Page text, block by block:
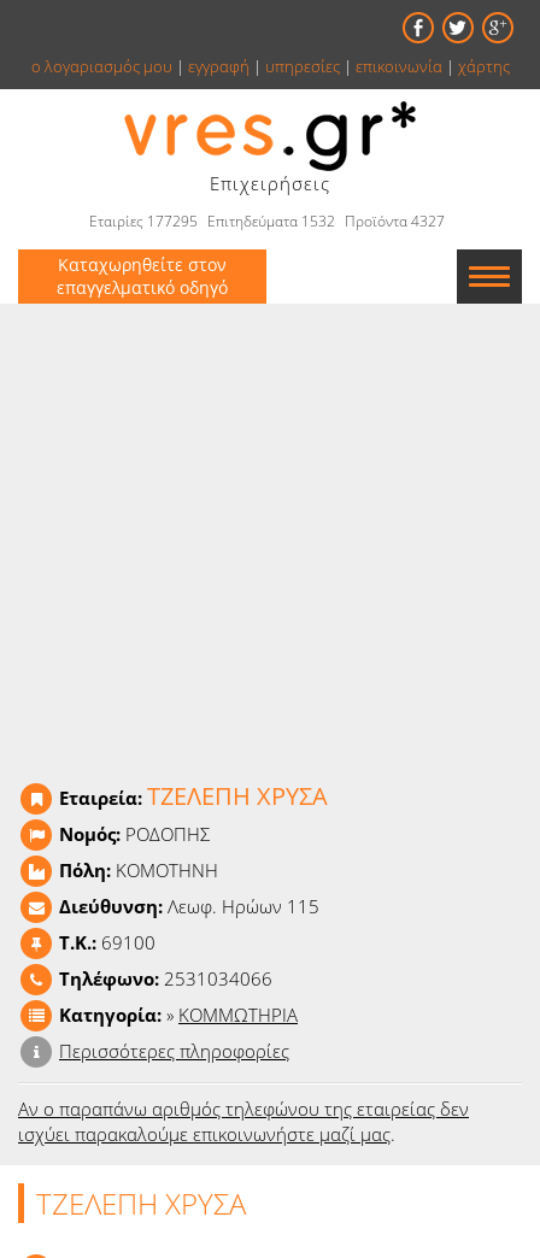
ο λογαριασμός μου | εγγραφή | υπηρεσίες| επικοινωνία| χάρτης
Επιχειρήσεις
Εταιρίες 177295 Επιτηδεύματα 1532 Προϊόντα 4327
Καταχωρηθείτε στον
επαγγελματικό οδηγό
Εταιρεία: ΤΖΕΛΕΠΗ ΧΡΥΣΑ
Νομός: ΡΟΔΟΠΗΣ
Πόλη: ΚΟΜΟΤΗΝΗ
Διεύθυνση: Λεωφ. Ηρώων 115
T.K.: 69100
Τηλέφωνο: 2531034066
Κατηγορία: » ΚΟΜΜΩΤΗΡΙΑ
Περισσότερες πληροφορίες
Αν ο παραπάνω αριθμός τηλεφώνου της εταιρείας δεν
ισχύει παρακαλούμε επικοινωνήστε μαζί μας.
ΤΖΕΛΕΠΗ ΧΡΥΣΑ